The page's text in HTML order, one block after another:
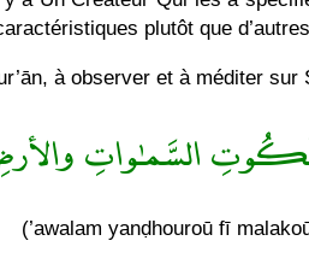
plutôt que
à observer et à méditer
السَّمـٰواتِ
(’awalam yanḍhouroū fī